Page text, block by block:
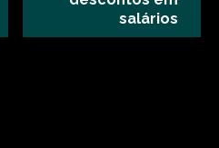
salários